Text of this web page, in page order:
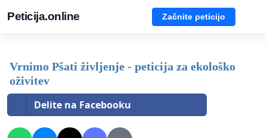
Peticija.online Začnite peticijo
Vrnimo Pšati življenje - peticija za ekološko
oživitev
Delite na Facebooku